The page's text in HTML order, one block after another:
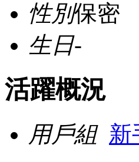
性別保密
生日-
活躍概況
用戶組 新